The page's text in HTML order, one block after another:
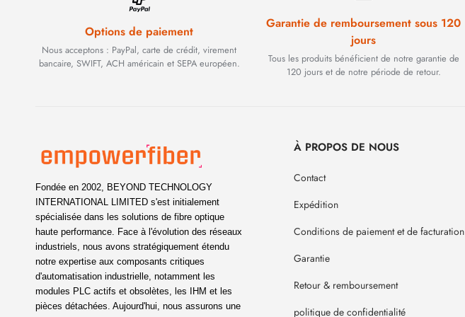
Options de paiement
Nous acceptons : PayPal, carte de crédit, virement
bancaire, SWIFT, ACH américain et SEPA européen.
Garantie de remboursement sous 120
jours
Tous les produits bénéficient de notre garantie de
120 jours et de notre période de retour.
Fondée en 2002, BEYOND TECHNOLOGY
INTERNATIONAL LIMITED s'est initialement
spécialisée dans les solutions de fibre optique
haute performance. Face à l'évolution des réseaux
industriels, nous avons stratégiquement étendu
notre expertise aux composants critiques
d'automatisation industrielle, notamment les
modules PLC actifs et obsolètes, les IHM et les
pièces détachées. Aujourd'hui, nous assurons une
À PROPOS DE NOUS
Contact
Expédition
Conditions de paiement et de facturation
Garantie
Retour & remboursement
politique de confidentialité